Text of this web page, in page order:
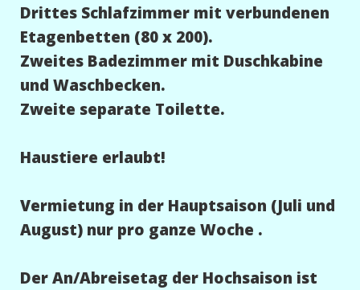
Drittes Schlafzimmer mit verbundenen
Etagenbetten (80 x 200).
Zweites Badezimmer mit Duschkabine
und Waschbecken.
Zweite separate Toilette.
Haustiere erlaubt!
Vermietung in der Hauptsaison (Juli und
August) nur pro ganze Woche .
Der An/Abreisetag der Hochsaison ist